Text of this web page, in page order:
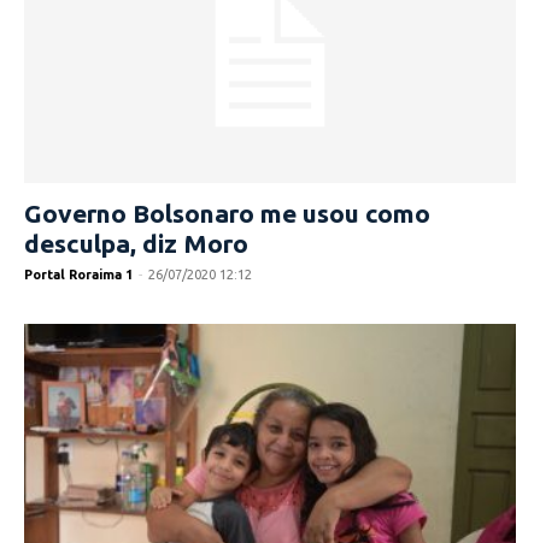
Governo Bolsonaro me usou como
desculpa, diz Moro
Portal Roraima 1 - 26/07/2020 12:12